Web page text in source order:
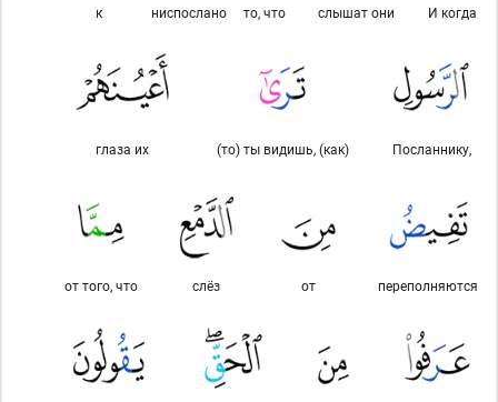
И когда
слышат они
то, что
ниспослано
к
Посланнику,
(то) ты видишь, (как)
глаза их
переполняются
от
слёз
от того, что